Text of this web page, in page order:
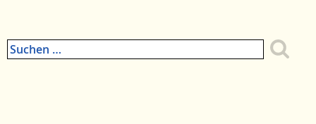
Suchen
nach: